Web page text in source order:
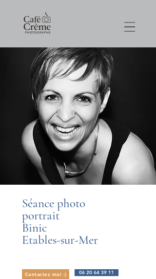
Séance photo
portrait
Binic
Etables-sur-Mer
Contactez moi :) 06 20 64 39 11